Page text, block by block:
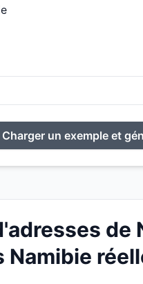
Charger un exemple et
de
Namibie